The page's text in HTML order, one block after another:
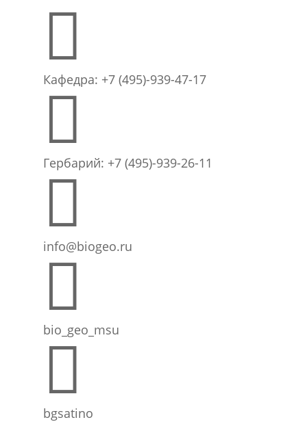

Кафедра: +7 (495)-939-47-17

Гербарий: +7 (495)-939-26-11

info@biogeo.ru

bio_geo_msu

bgsatino